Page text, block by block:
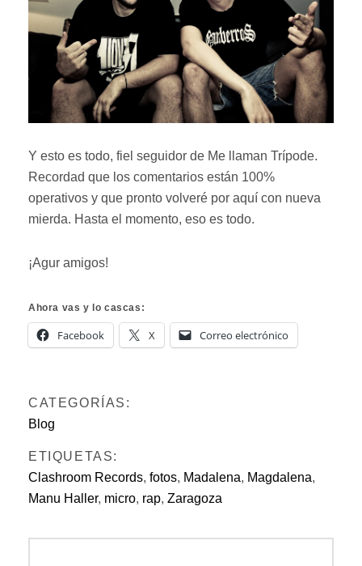
Y esto es todo, fiel seguidor de Me llaman Trípode.
Recordad que los comentarios están 100%
operativos y que pronto volveré por aquí con nueva
mierda. Hasta el momento, eso es todo.
¡Agur amigos!
Ahora vas y lo cascas:
Facebook X Correo electrónico
CATEGORÍAS:
Blog
ETIQUETAS:
Clashroom Records, fotos, Madalena, Magdalena,
Manu Haller, micro, rap, Zaragoza